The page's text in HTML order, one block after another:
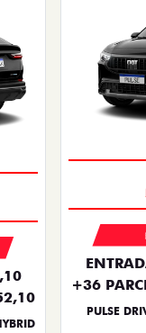
+36
PULSE